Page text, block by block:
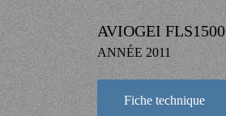
AVIOGEI FLS1500
ANNÉE 2011
Fiche technique